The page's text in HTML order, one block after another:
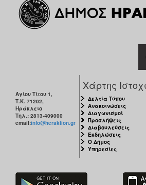
Αγίου Τίτου 1,
Τ.Κ. 71202,
Ηράκλειο
Τηλ.: 2813-409000
email:info@heraklion.gr
Χάρτης
Δελτία Τύπου
Ανακοινώσεις
Διαγωνισμοί
Προσλήψεις
Διαβουλεύσεις
Εκδηλώσεις
Ο Δήμος
Υπηρεσίες